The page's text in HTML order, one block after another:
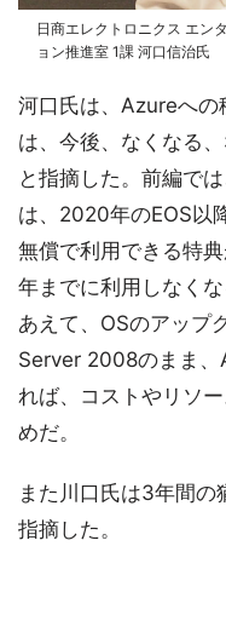
日商エレクトロニクス エン
ョン推進室 1課 河口信治氏
河口氏は、Azureへの
は、今後、なくなる
と指摘した。前編で
は、2020年のEOS以
無償で利用できる特
年までに利用しなく
あえて、OSのアップ
Server 2008のまま、
れば、コストやリソ
めだ。
また川口氏は3年間の
指摘した。